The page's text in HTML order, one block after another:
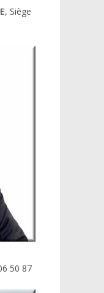
, Siège
50 87